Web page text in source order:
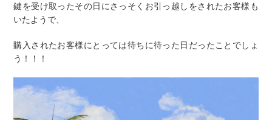
鍵を受け取ったその日にさっそくお引っ越しをされたお客様も
いたようで、
購入されたお客様にとっては待ちに待った日だったことでしょ
う！！！